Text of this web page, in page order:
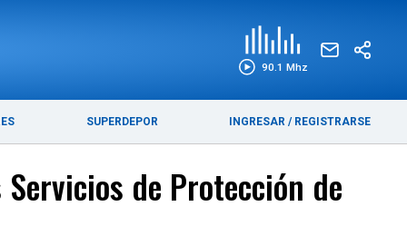
90.1 Mhz
SUPERDEPOR INGRESAR / REGISTRARSE
de Protección de